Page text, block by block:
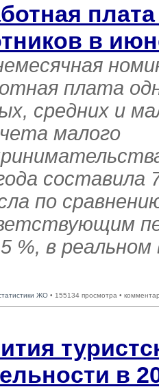
в
плата
средних и
малого
составила
по
%, в
ЖО • 155134 просмотра •
в